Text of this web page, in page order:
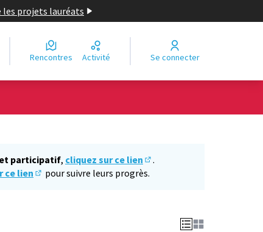
les projets lauréats
Rencontres Activité Se connecter
participatif, cliquez sur ce lien
(S'ouvre dans un nouvel
.
ce lien
pour suivre leurs progrès.